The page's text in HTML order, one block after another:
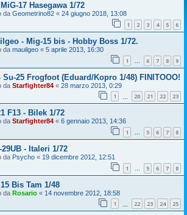
17 Hasegawa 1/72
da Geometrino82 « 24 giugno 2018, 13:08
1 2 3 4 5 6
- Mig-15 bis - Hobby Boss 1/72.
da mauilgeo « 5 aprile 2013, 16:30
1 … 6 7 8 9
25 Frogfoot (Eduard/Kopro 1/48) FINITOOO!
da Starfighter84 « 28 marzo 2013, 0:29
1 20 21 22 23
F13 - Bilek 1/72
da Starfighter84 « 6 gennaio 2013, 14:36
1 … 5 6 7 8
- Italeri 1/72
da Psycho « 19 dicembre 2012, 12:51
1 … 5 6 7 8
Bis Tam 1/48
da Rosario « 14 novembre 2012, 18:58
1 22 23 24 25